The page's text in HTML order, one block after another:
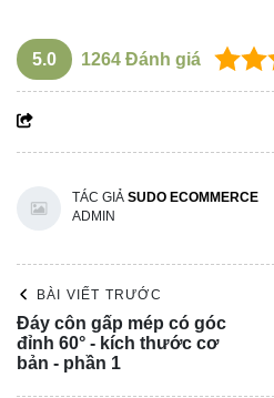
5.0 1264 Đánh giá
TÁC GIẢ SUDO ECOMMERCE
ADMIN
BÀI VIẾT TRƯỚC
Đáy côn gấp mép có góc
đỉnh 60° - kích thước cơ
bản - phần 1